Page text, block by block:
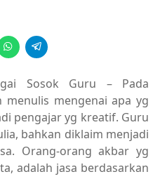
Sosok Guru – Pada
menulis mengenai apa yg
pengajar yg kreatif. Guru
bahkan diklaim menjadi
Orang-orang akbar yg
adalah jasa berdasarkan